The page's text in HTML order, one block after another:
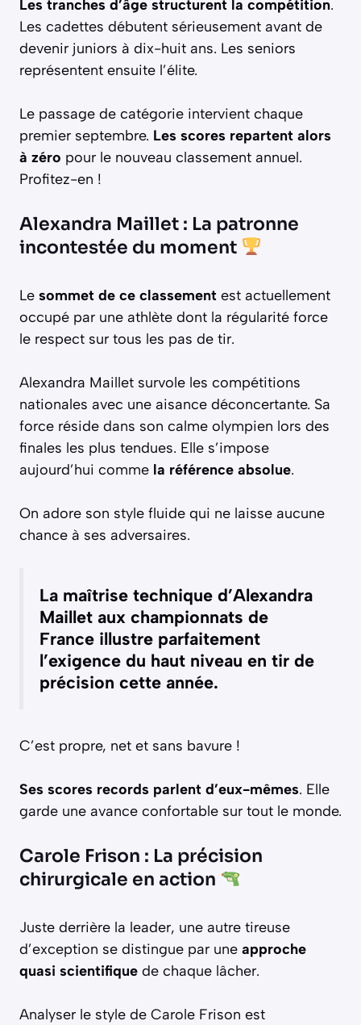
Les tranches d’âge structurent la compétition.
Les cadettes débutent sérieusement avant de
devenir juniors à dix-huit ans. Les seniors
représentent ensuite l’élite.
Le passage de catégorie intervient chaque
premier septembre. Les scores repartent alors
à zéro pour le nouveau classement annuel.
Profitez-en !
Alexandra Maillet : La patronne
incontestée du moment
Le sommet de ce classement est actuellement
occupé par une athlète dont la régularité force
le respect sur tous les pas de tir.
Alexandra Maillet survole les compétitions
nationales avec une aisance déconcertante. Sa
force réside dans son calme olympien lors des
finales les plus tendues. Elle s’impose
aujourd’hui comme la référence absolue.
On adore son style fluide qui ne laisse aucune
chance à ses adversaires.
La maîtrise technique d’Alexandra
Maillet aux championnats de
France illustre parfaitement
l’exigence du haut niveau en tir de
précision cette année.
C’est propre, net et sans bavure !
Ses scores records parlent d’eux-mêmes. Elle
garde une avance confortable sur tout le monde.
Carole Frison : La précision
chirurgicale en action
Juste derrière la leader, une autre tireuse
d’exception se distingue par une approche
quasi scientifique de chaque lâcher.
Analyser le style de Carole Frison est